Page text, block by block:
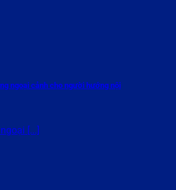
ngoại cảnh cho người hướng nội
[...]